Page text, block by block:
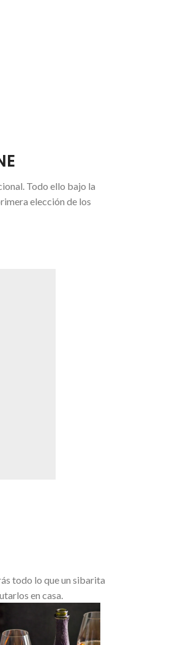
Todo ello bajo la
elección de los
todo lo que un sibarita
en casa.